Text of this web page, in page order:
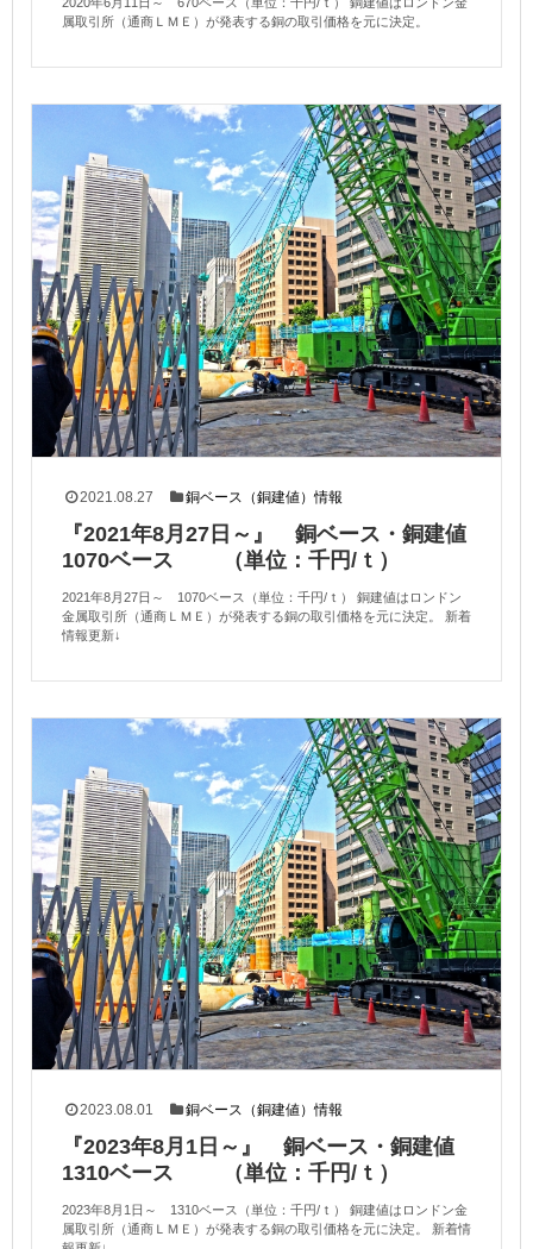
属取引所（通商ＬＭＥ）が発表する銅の取引価格を元に決定。
2021.08.27 銅ベース（銅建値）情報
『2021年8月27日～』 銅ベース・銅建値
1070ベース （単位：千円/ｔ）
2021年8月27日～ 1070ベース（単位：千円/ｔ） 銅建値はロンドン
金属取引所（通商ＬＭＥ）が発表する銅の取引価格を元に決定。 新着
情報更新↓
2023.08.01 銅ベース（銅建値）情報
『2023年8月1日～』 銅ベース・銅建値
1310ベース （単位：千円/ｔ）
2023年8月1日～ 1310ベース（単位：千円/ｔ） 銅建値はロンドン金
属取引所（通商ＬＭＥ）が発表する銅の取引価格を元に決定。 新着情